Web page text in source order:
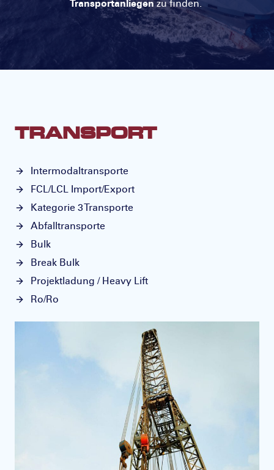
Transportanliegenzu finden.
TRANSPORT
Intermodaltransporte
FCL/LCL Import/Export
Kategorie 3 Transporte
Abfalltransporte
Bulk
Break Bulk
Projektladung / Heavy Lift
Ro/Ro